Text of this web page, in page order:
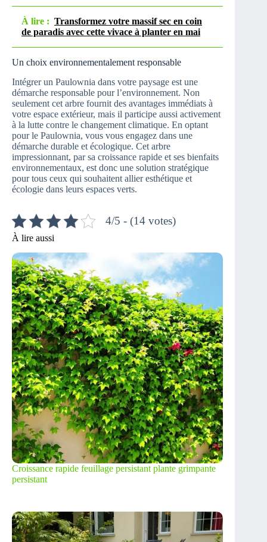
À lire : Transformez votre massif sec en coin
de paradis avec cette vivace à planter en mai
Un choix environnementalement responsable
Intégrer un Paulownia dans votre paysage est une
démarche responsable pour l’environnement. Non
seulement cet arbre fournit des avantages immédiats à
votre espace extérieur, mais il participe aussi activement
à la lutte contre le changement climatique. En optant
pour le Paulownia, vous vous engagez dans une
démarche durable et écologique. Cet arbre
impressionnant, par sa croissance rapide et ses bienfaits
environnementaux, est donc une solution stratégique
pour tous ceux qui souhaitent allier esthétique et
écologie dans leurs espaces verts.
4/5 - (14 votes)
À lire aussi
Croissance rapide feuillage persistant plante grimpante
persistant